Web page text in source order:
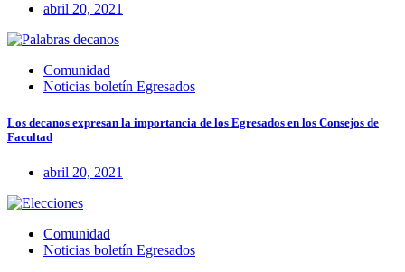
abril 20, 2021
Comunidad
Noticias boletín Egresados
Los decanos expresan la importancia de los Egresados en los Consejos de
Facultad
abril 20, 2021
Comunidad
Noticias boletín Egresados